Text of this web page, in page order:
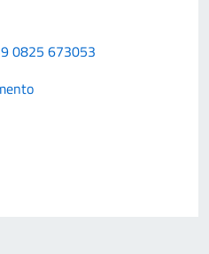
0825 673053